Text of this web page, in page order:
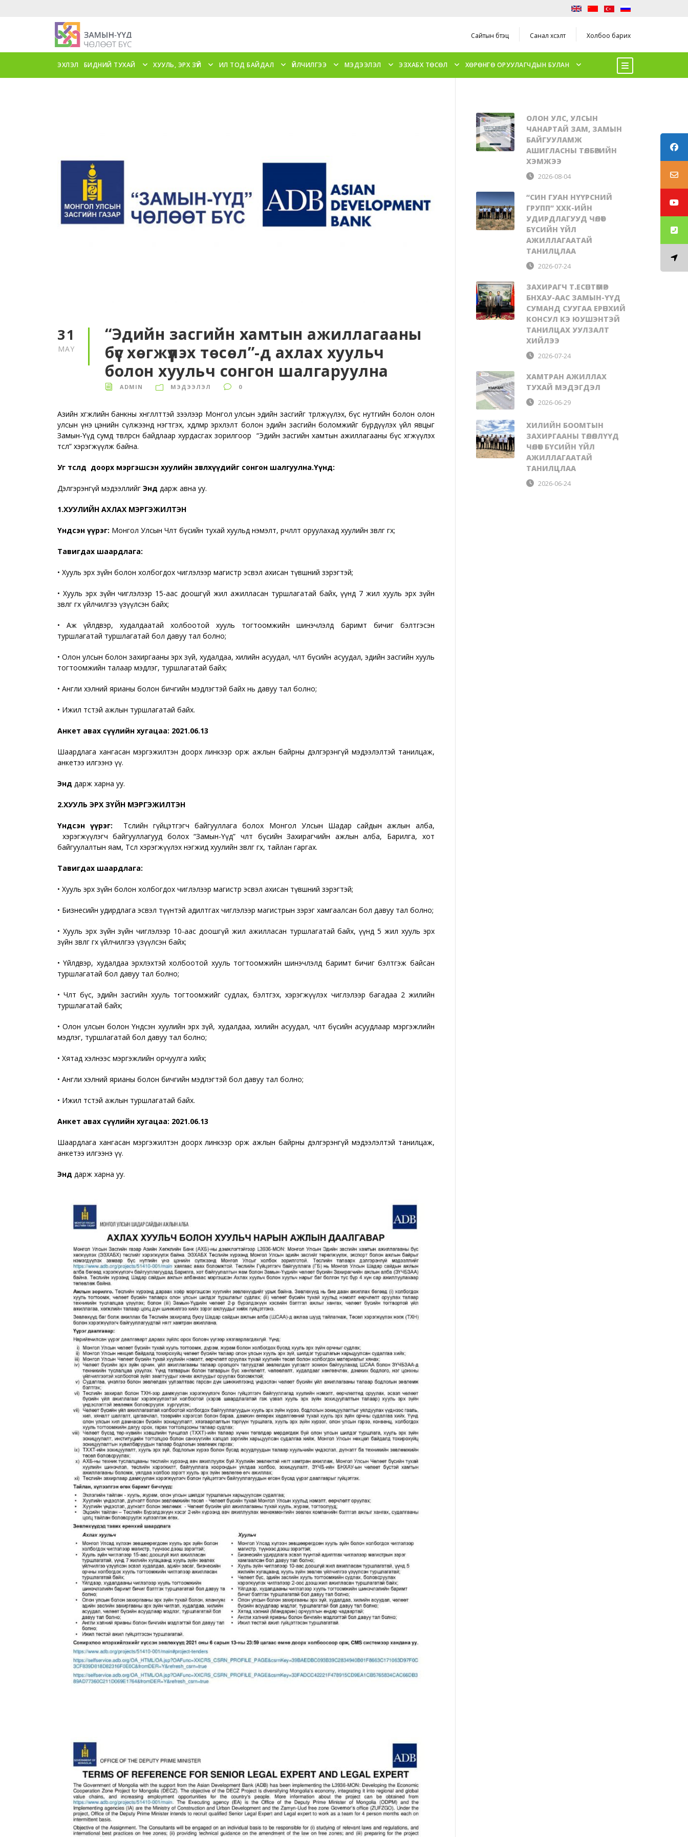
Сайтын бүтэц Санал хүсэлт Холбоо барих
ЭХЛЭЛ БИДНИЙ ТУХАЙ ХУУЛЬ, ЭРХ ЗҮЙ ИЛ ТОД БАЙДАЛ ҮЙЛЧИЛГЭЭ МЭДЭЭЛЭЛ ЭЗХАБХ ТӨСӨЛ ХӨРӨНГӨ ОРУУЛАГЧДЫН БУЛАН
31
MAY
“Эдийн засгийн хамтын ажиллагааны
бүс хөгжүүлэх төсөл”-д ахлах хуульч
болон хуульч сонгон шалгаруулна
ADMIN МЭДЭЭЛЭЛ 0
Азийн хөгжлийн банкны хөнгөлөлттэй зээлээр Монгол улсын эдийн засгийг төрөлжүүлэх, бүс нутгийн болон олон
улсын үнэ цэнийн сүлжээнд нэгтгэх, хөдөлмөр эрхлэлт болон эдийн засгийн боломжийг бүрдүүлэх үйл явцыг
Замын-Үүд сумд төвлөрсөн байдлаар хурдасгах зорилгоор “Эдийн засгийн хамтын ажиллагааны бүс хөгжүүлэх
төсөл” хэрэгжүүлж байна.
Уг төсөлд доорх мэргэшсэн хуулийн зөвлөхүүдийг сонгон шалгуулна.Үүнд:
Дэлгэрэнгүй мэдээллийг Энд дарж авна уу.
1.ХУУЛИЙН АХЛАХ МЭРГЭЖИЛТЭН
Үндсэн үүрэг: Монгол Улсын Чөлөөт бүсийн тухай хуульд нэмэлт, өөрчлөлт оруулахад хуулийн зөвлөгөө өгөх;
Тавигдах шаардлага:
• Хууль эрх зүйн болон холбогдох чиглэлээр магистр эсвэл ахисан түвшний зэрэгтэй;
• Хууль эрх зүйн чиглэлээр 15-аас доошгүй жил ажилласан туршлагатай байх, үүнд 7 жил хууль эрх зүйн
зөвлөгөө өгөх үйлчилгээ үзүүлсэн байх;
• Аж үйлдвэр, худалдаатай холбоотой хууль тогтоомжийн шинэчлэлд баримт бичиг бэлтгэсэн
туршлагатай туршлагатай бол давуу тал болно;
• Олон улсын болон захиргааны эрх зүй, худалдаа, хилийн асуудал, чөлөөт бүсийн асуудал, эдийн засгийн хууль
тогтоомжийн талаар мэдлэг, туршлагатай байх;
• Англи хэлний ярианы болон бичгийн мэдлэгтэй байх нь давуу тал болно;
• Ижил төстэй ажлын туршлагатай байх.
Анкет авах сүүлийн хугацаа: 2021.06.13
Шаардлага хангасан мэргэжилтэн доорх линкээр орж ажлын байрны дэлгэрэнгүй мэдээлэлтэй танилцаж,
анкетээ илгээнэ үү.
Энд дарж харна уу.
2.ХУУЛЬ ЭРХ ЗҮЙН МЭРГЭЖИЛТЭН
Үндсэн үүрэг: Төслийн гүйцэтгэгч байгууллага болох Монгол Улсын Шадар сайдын ажлын алба,
хэрэгжүүлэгч байгууллагууд болох “Замын-Үүд” чөлөөт бүсийн Захирагчийн ажлын алба, Барилга, хот
байгуулалтын яам, Төсөл хэрэгжүүлэх нэгжид хуулийн зөвлөгөө өгөх, тайлан гаргах.
Тавигдах шаардлага:
• Хууль эрх зүйн болон холбогдох чиглэлээр магистр эсвэл ахисан түвшний зэрэгтэй;
• Бизнесийн удирдлага эсвэл түүнтэй адилтгах чиглэлээр магистрын зэрэг хамгаалсан бол давуу тал болно;
• Хууль эрх зүйн зүйн чиглэлээр 10-аас доошгүй жил ажилласан туршлагатай байх, үүнд 5 жил хууль эрх
зүйн зөвлөгөө өгөх үйлчилгээ үзүүлсэн байх;
• Үйлдвэр, худалдаа эрхлэхтэй холбоотой хууль тогтоомжийн шинэчлэлд баримт бичиг бэлтгэж байсан
туршлагатай бол давуу тал болно;
• Чөлөөт бүс, эдийн засгийн хууль тогтоомжийг судлах, бэлтгэх, хэрэгжүүлэх чиглэлээр багадаа 2 жилийн
туршлагатай байх;
• Олон улсын болон Үндсэн хуулийн эрх зүй, худалдаа, хилийн асуудал, чөлөөт бүсийн асуудлаар мэргэжлийн
мэдлэг, туршлагатай бол давуу тал болно;
• Хятад хэлнээс мэргэжлийн орчуулга хийх;
• Англи хэлний ярианы болон бичгийн мэдлэгтэй бол давуу тал болно;
• Ижил төстэй ажлын туршлагатай байх.
Анкет авах сүүлийн хугацаа: 2021.06.13
Шаардлага хангасан мэргэжилтэн доорх линкээр орж ажлын байрны дэлгэрэнгүй мэдээлэлтэй танилцаж,
анкетээ илгээнэ үү.
Энд дарж харна уу.
ОЛОН УЛС, УЛСЫН
ЧАНАРТАЙ ЗАМ, ЗАМЫН
БАЙГУУЛАМЖ
АШИГЛАСНЫ ТӨЛБӨРИЙН
ХЭМЖЭЭ
2026-08-04
“СИН ГУАН НҮҮРСНИЙ
ГРУПП” ХХК-ИЙН
УДИРДЛАГУУД ЧӨЛӨӨТ
БҮСИЙН ҮЙЛ
АЖИЛЛАГААТАЙ
ТАНИЛЦЛАА
2026-07-24
ЗАХИРАГЧ Т.ЕСӨНТӨМӨР
БНХАУ-ААС ЗАМЫН-ҮҮД
СУМАНД СУУГАА ЕРӨНХИЙ
КОНСУЛ КЭ ЮУШЭНТЭЙ
ТАНИЛЦАХ УУЛЗАЛТ
ХИЙЛЭЭ
2026-07-24
ХАМТРАН АЖИЛЛАХ
ТУХАЙ МЭДЭГДЭЛ
2026-06-29
ХИЛИЙН БООМТЫН
ЗАХИРГААНЫ ТӨЛӨӨЛЛҮҮД
ЧӨЛӨӨТ БҮСИЙН ҮЙЛ
АЖИЛЛАГААТАЙ
ТАНИЛЦЛАА
2026-06-24